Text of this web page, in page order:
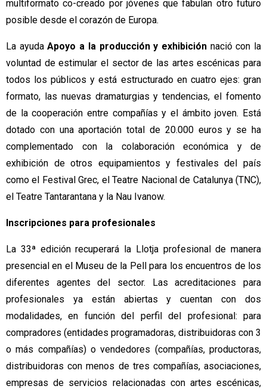
multiformato co-creado por jóvenes que fabulan otro futuro
posible desde el corazón de Europa.
La ayuda Apoyo a la producción y exhibición nació con la
voluntad de estimular el sector de las artes escénicas para
todos los públicos y está estructurado en cuatro ejes: gran
formato, las nuevas dramaturgias y tendencias, el fomento
de la cooperación entre compañías y el ámbito joven. Está
dotado con una aportación total de 20.000 euros y se ha
complementado con la colaboración económica y de
exhibición de otros equipamientos y festivales del país
como el Festival Grec, el Teatre Nacional de Catalunya (TNC),
el Teatre Tantarantana y la Nau Ivanow.
Inscripciones para profesionales
La 33ª edición recuperará la Llotja profesional de manera
presencial en el Museu de la Pell para los encuentros de los
diferentes agentes del sector. Las acreditaciones para
profesionales ya están abiertas y cuentan con dos
modalidades, en función del perfil del profesional: para
compradores (entidades programadoras, distribuidoras con 3
o más compañías) o vendedores (compañías, productoras,
distribuidoras con menos de tres compañías, asociaciones,
empresas de servicios relacionadas con artes escénicas,